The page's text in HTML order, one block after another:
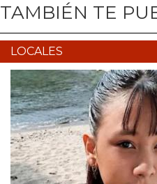
TAMBIÉN TE
LOCALES